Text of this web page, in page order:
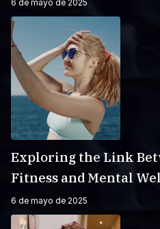
6 de mayo de 2025
Exploring the Link
Fitness and Mental
6 de mayo de 2025